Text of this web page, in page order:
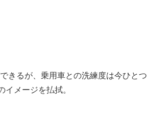
きるが、乗用車との洗練度は今ひとつ
メージを払拭。